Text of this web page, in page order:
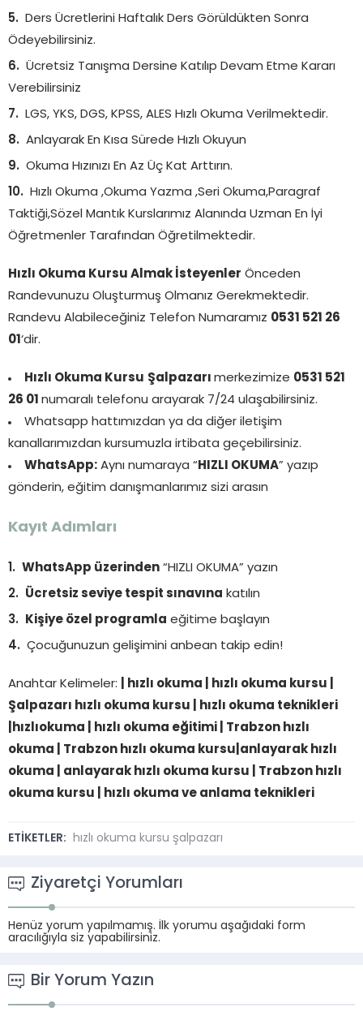
Ders Ücretlerini Haftalık Ders Görüldükten Sonra
Ödeyebilirsiniz.
Ücretsiz Tanışma Dersine Katılıp Devam Etme Kararı
Verebilirsiniz
LGS, YKS, DGS, KPSS, ALES Hızlı Okuma Verilmektedir.
Anlayarak En Kısa Sürede Hızlı Okuyun
Okuma Hızınızı En Az Üç Kat Arttırın.
Hızlı Okuma ,Okuma Yazma ,Seri Okuma,Paragraf
Taktiği,Sözel Mantık Kurslarımız Alanında Uzman En İyi
Öğretmenler Tarafından Öğretilmektedir.
Hızlı Okuma Kursu Almak İsteyenler Önceden
Randevunuzu Oluşturmuş Olmanız Gerekmektedir.
Randevu Alabileceğiniz Telefon Numaramız 0531 521 26
01 ‘dir.
Hızlı Okuma Kursu Şalpazarı merkezimize 0531 521
26 01 numaralı telefonu arayarak 7/24 ulaşabilirsiniz.
Whatsapp hattımızdan ya da diğer iletişim
kanallarımızdan kursumuzla irtibata geçebilirsiniz.
WhatsApp: Aynı numaraya “ HIZLI OKUMA” yazıp
gönderin, eğitim danışmanlarımız sizi arasın
Kayıt Adımları
WhatsApp üzerinden “HIZLI OKUMA” yazın
Ücretsiz seviye tespit sınavına katılın
Kişiye özel programla eğitime başlayın
Çocuğunuzun gelişimini anbean takip edin!
Anahtar Kelimeler:
| hızlı okuma | hızlı okuma kursu |
Şalpazarı hızlı okuma kursu | hızlı okuma teknikleri
|hızlıokuma | hızlı okuma eğitimi | Trabzon hızlı
okuma | Trabzon hızlı okuma kursu|anlayarak hızlı
okuma | anlayarak hızlı okuma kursu | Trabzon hızlı
okuma kursu | hızlı okuma ve anlama teknikleri
ETİKETLER: hızlı okuma kursu şalpazarı
Ziyaretçi Yorumları
Henüz yorum yapılmamış. İlk yorumu aşağıdaki form
aracılığıyla siz yapabilirsiniz.
Bir Yorum Yazın